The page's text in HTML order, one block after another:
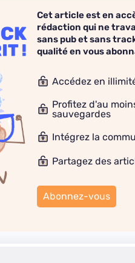
Cet article est en
rédaction qui ne
sans pub et sans
qualité en vous
Accédez en
Profitez d'au
sauvegardes
Intégrez la
Partagez des
Abonnez-vous